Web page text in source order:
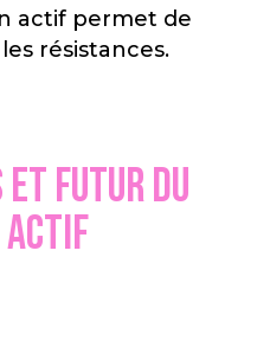
actif permet de
résistances.
et futur du
actif